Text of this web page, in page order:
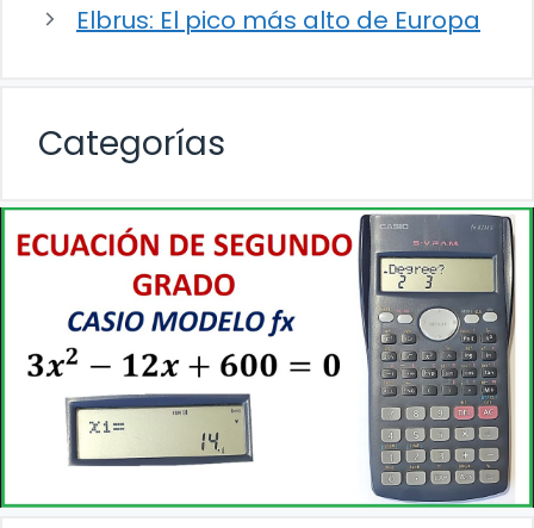
Elbrus: El pico más alto de Europa
Categorías